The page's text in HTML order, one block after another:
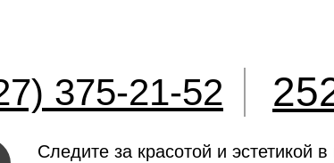
Следите за красотой и эстетикой
375-21-52